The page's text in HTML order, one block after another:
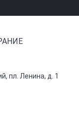
пл. Ленина, д. 1